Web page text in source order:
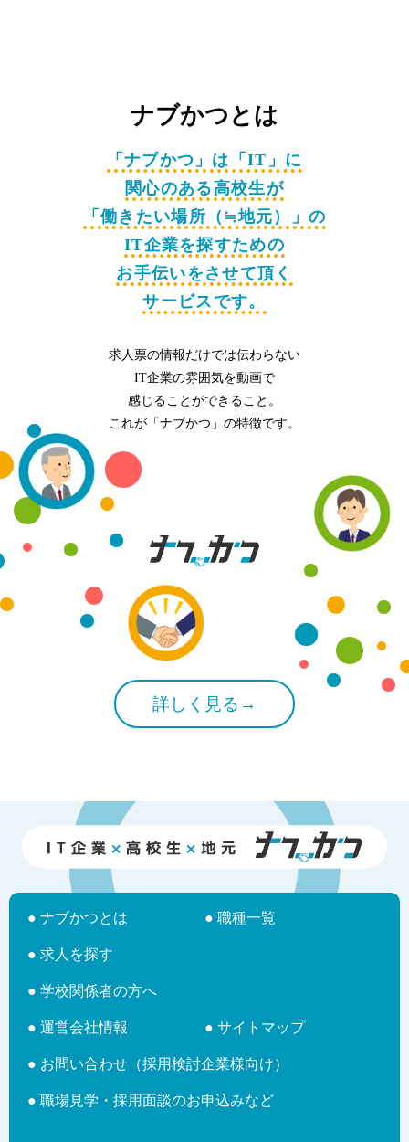
ナブかつとは
「ナブかつ」は「IT」に
関心のある高校生が
「働きたい場所（≒地元）」の
IT企業を探すための
お手伝いをさせて頂く
サービスです。
求人票の情報だけでは伝わらない
IT企業の雰囲気を動画で
感じることができること。
これが「ナブかつ」の特徴です。
詳しく見る→
● ナブかつとは ● 職種一覧
● 求人を探す
● 学校関係者の方へ
● 運営会社情報 ● サイトマップ
● お問い合わせ（採用検討企業様向け）
● 職場見学・採用面談のお申込みなど